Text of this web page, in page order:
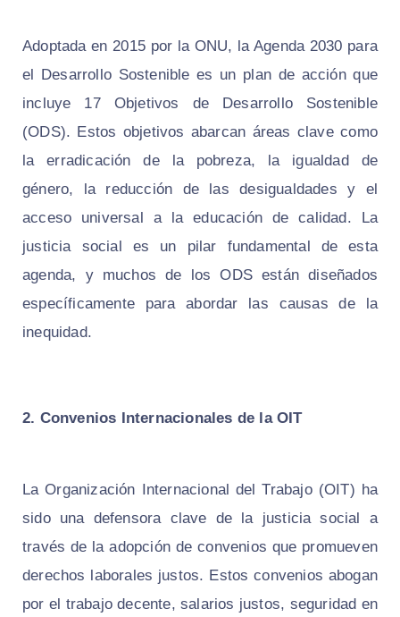
Adoptada en 2015 por la ONU, la Agenda 2030 para
el Desarrollo Sostenible es un plan de acción que
incluye 17 Objetivos de Desarrollo Sostenible
(ODS). Estos objetivos abarcan áreas clave como
la erradicación de la pobreza, la igualdad de
género, la reducción de las desigualdades y el
acceso universal a la educación de calidad. La
justicia social es un pilar fundamental de esta
agenda, y muchos de los ODS están diseñados
específicamente para abordar las causas de la
inequidad.
2. Convenios Internacionales de la OIT
La Organización Internacional del Trabajo (OIT) ha
sido una defensora clave de la justicia social a
través de la adopción de convenios que promueven
derechos laborales justos. Estos convenios abogan
por el trabajo decente, salarios justos, seguridad en